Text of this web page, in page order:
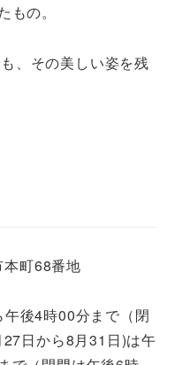
の。
、その美しい姿を残
町68番地
後4時00分まで（閉
日から8月31日)は午